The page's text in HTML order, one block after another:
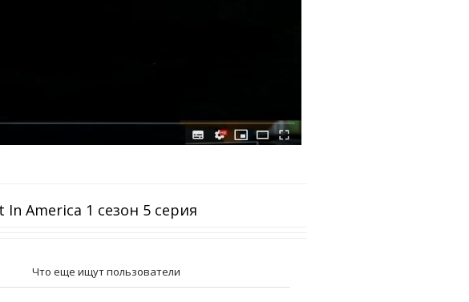
America 1 сезон 5 серия
Что еще ищут пользователи